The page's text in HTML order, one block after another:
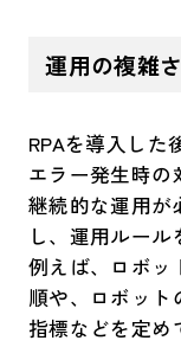
運用の複雑
RPAを導入した
エラー発生時の
継続的な運用が
し、運用ルール
例えば、ロボッ
順や、ロボット
指標などを定め